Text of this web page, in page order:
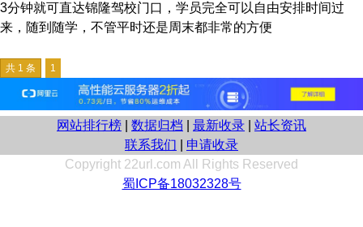
3分钟就可直达锦隆驾校门口，学员完全可以自由安排时间过
来，随到随学，不管平时还是周末都非常的方便
共 1 条 1
网站排行榜 数据归档 最新收录
站长资讯
联系我们
申请收录
Copyright 22url.com All Rights Reserved
蜀ICP备18032328号